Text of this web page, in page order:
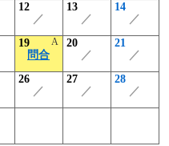
12
／
13
／
14
／
19 A
問合
20
／
21
／
26
／
27
／
28
／